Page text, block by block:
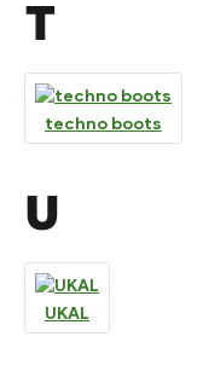
T
techno boots
U
UKAL